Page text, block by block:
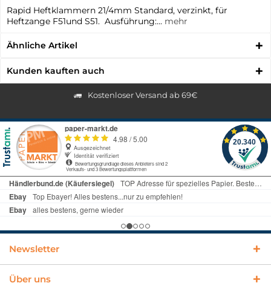
Rapid Heftklammern 21/4mm Standard, verzinkt, für
Heftzange F51und S51. Ausführung:... mehr
Ähnliche Artikel
Kunden kauften auch
Kostenloser Versand ab 69€
Newsletter
Über uns